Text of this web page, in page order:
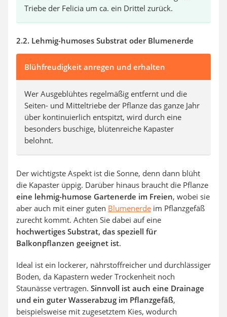
Triebe der Felicia um ca. ein Drittel zurück.
2.2. Lehmig-humoses Substrat oder Blumenerde
Blühfreudigkeit anregen und erhalten
Wer Ausgeblühtes regelmäßig entfernt und die
Seiten- und Mitteltriebe der Pflanze das ganze Jahr
über kontinuierlich entspitzt, wird durch eine
besonders buschige, blütenreiche Kapaster
belohnt.
Der wichtigste Aspekt ist die Sonne, denn dann blüht
die Kapaster üppig. Darüber hinaus braucht die Pflanze
eine lehmig-humose Gartenerde im Freien, wobei sie
aber auch mit einer guten Blumenerde im Pflanzgefäß
zurecht kommt. Achten Sie dabei auf eine
hochwertiges Substrat, das speziell für
Balkonpflanzen geeignet ist.
Ideal ist ein lockerer, nährstoffreicher und durchlässiger
Boden, da Kapastern weder Trockenheit noch
Staunässe vertragen. Sinnvoll ist auch eine Drainage
und ein guter Wasserabzug im Pflanzgefäß,
beispielsweise mit zugesetztem Kies, wodurch